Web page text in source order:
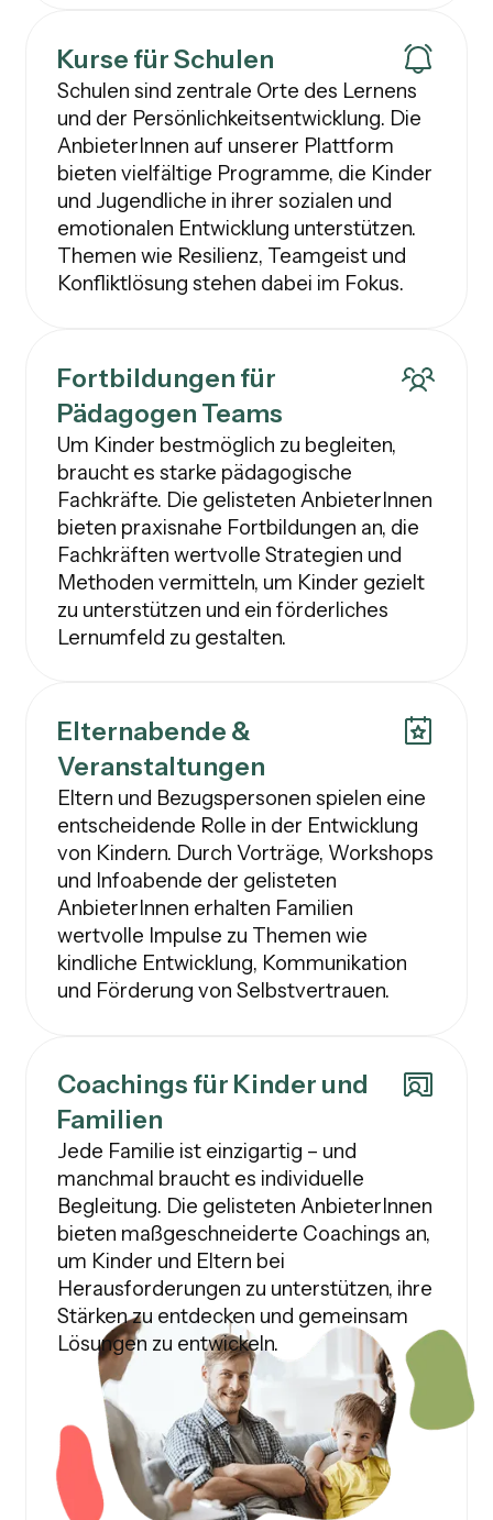
Kurse für Schulen
Schulen sind zentrale Orte des Lernens
und der Persönlichkeitsentwicklung. Die
AnbieterInnen auf unserer Plattform
bieten vielfältige Programme, die Kinder
und Jugendliche in ihrer sozialen und
emotionalen Entwicklung unterstützen.
Themen wie Resilienz, Teamgeist und
Konfliktlösung stehen dabei im Fokus.
Fortbildungen für
Pädagogen Teams
Um Kinder bestmöglich zu begleiten,
braucht es starke pädagogische
Fachkräfte. Die gelisteten AnbieterInnen
bieten praxisnahe Fortbildungen an, die
Fachkräften wertvolle Strategien und
Methoden vermitteln, um Kinder gezielt
zu unterstützen und ein förderliches
Lernumfeld zu gestalten.
Elternabende &
Veranstaltungen
Eltern und Bezugspersonen spielen eine
entscheidende Rolle in der Entwicklung
von Kindern. Durch Vorträge, Workshops
und Infoabende der gelisteten
AnbieterInnen erhalten Familien
wertvolle Impulse zu Themen wie
kindliche Entwicklung, Kommunikation
und Förderung von Selbstvertrauen.
Coachings für Kinder und
Familien
Jede Familie ist einzigartig – und
manchmal braucht es individuelle
Begleitung. Die gelisteten AnbieterInnen
bieten maßgeschneiderte Coachings an,
um Kinder und Eltern bei
Herausforderungen zu unterstützen, ihre
Stärken zu entdecken und gemeinsam
Lösungen zu entwickeln.